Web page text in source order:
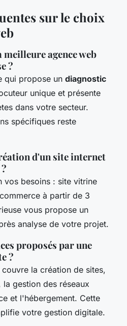
sur le choix
agence web
?
qui propose un diagnostic
unique et présente
dans votre secteur.
spécifiques reste
d'un site internet
vos besoins : site vitrine
à partir de 3
vous propose un
analyse de votre projet.
proposés par une
?
la création de sites,
la gestion des réseaux
et l'hébergement. Cette
votre gestion digitale.